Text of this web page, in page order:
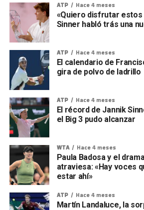
ATP Hace 4 meses
«Quiero disfrutar estos
Sinner habló trás una
ATP Hace 4 meses
El calendario de
gira de polvo de ladrillo
ATP Hace 4 meses
El récord de Jannik
el Big 3 pudo alcanzar
WTA Hace 4 meses
Paula Badosa y el
atraviesa: «Hay voces
estar ahí»
ATP Hace 4 meses
Martín Landaluce, la